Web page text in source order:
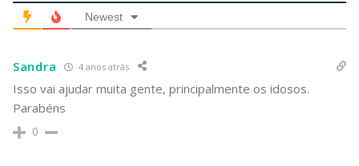
Newest
Sandra 4 anos atrás
Isso vai ajudar muita gente, principalmente os idosos.
Parabéns
0